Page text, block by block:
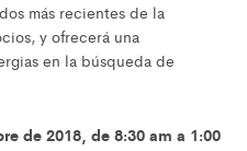
más recientes de la
y ofrecerá una
en la búsqueda de
de 2018, de 8:30 am a 1:00